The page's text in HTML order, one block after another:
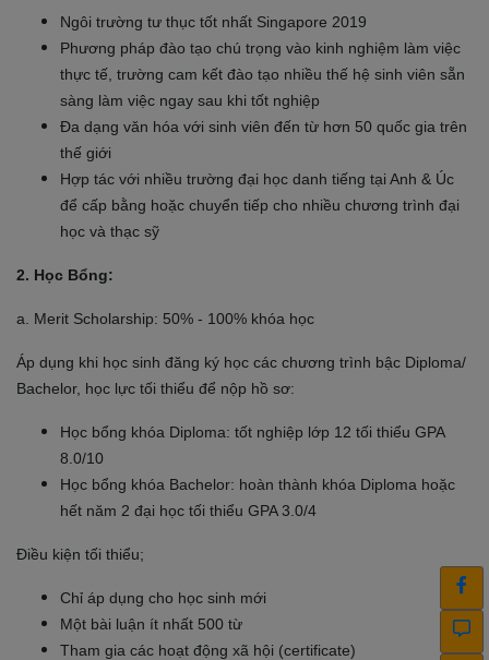
Ngôi trường tư thục tốt nhất Singapore 2019
Phương pháp đào tạo chú trọng vào kinh nghiệm làm việc
thực tế, trường cam kết đào tạo nhiều thế hệ sinh viên sẵn
sàng làm việc ngay sau khi tốt nghiệp
Đa dạng văn hóa với sinh viên đến từ hơn 50 quốc gia trên
thế giới
Hợp tác với nhiều trường đại học danh tiếng tại Anh & Úc
để cấp bằng hoặc chuyển tiếp cho nhiều chương trình đại
học và thạc sỹ
2. Học Bổng:
a. Merit Scholarship: 50% - 100% khóa học
Áp dụng khi học sinh đăng ký học các chương trình bậc Diploma/
Bachelor, học lực tối thiểu để nộp hồ sơ:
Học bổng khóa Diploma: tốt nghiệp lớp 12 tối thiểu GPA
8.0/10
Học bổng khóa Bachelor: hoàn thành khóa Diploma hoặc
hết năm 2 đại học tối thiểu GPA 3.0/4
Điều kiện tối thiểu;
Chỉ áp dụng cho học sinh mới
Một bài luận ít nhất 500 từ
Tham gia các hoạt động xã hội (certificate)